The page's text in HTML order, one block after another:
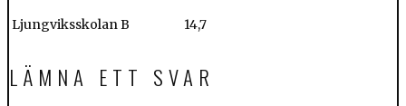
Ljungviksskolan B 14,7
LÄMNA ETT SVAR